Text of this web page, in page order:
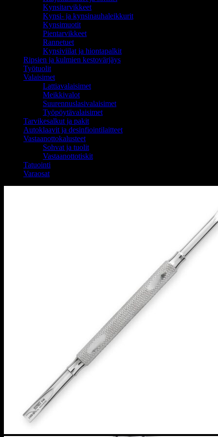
Kynsitarvikkeet
Kynsi- ja kynsinauhaleikkurit
Kynsimuotit
Pientarvikkeet
Rannetuet
Kynsiviilat ja hiontapalkit
Ripsien ja kulmien kestovärjäys
Työtuolit
Valaisimet
Lattiavalaisimet
Meikkivalot
Suurennuslasivalaisimet
Työpöytävalaisimet
Tarvikesalkut ja pakit
Autoklaavit ja desinfiointilaitteet
Vastaanottokalusteet
Sohvat ja tuolit
Vastaanottotiskit
Tatuointi
Varaosat